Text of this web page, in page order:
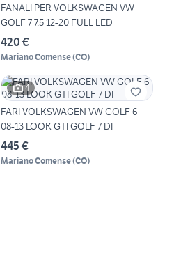
FANALI PER VOLKSWAGEN VW
GOLF 7 7.5 12-20 FULL LED
420 €
Mariano Comense(CO)
4
FARI VOLKSWAGEN VW GOLF 6
08-13 LOOK GTI GOLF 7 DI
445 €
Mariano Comense(CO)